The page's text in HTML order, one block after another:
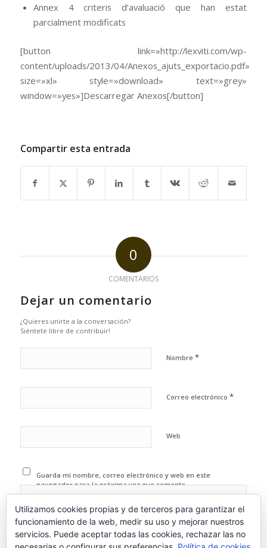
Annex 4 criteris d’avaluació que han estat
parcialment modificats
[button link=»http://lexviti.com/wp-
content/uploads/2013/04/Anexos_ajuts_exportacio.pdf»
size=»xl» style=»download» text=»grey»
window=»yes»]Descarregar Anexos[/button]
Compartir esta entrada
0
COMENTARIOS
Dejar un comentario
¿Quieres unirte a la conversación?
Siéntete libre de contribuir!
Nombre *
Correo electrónico *
Web
Guarda mi nombre, correo electrónico y web en este
navegador para la próxima vez que comente.
Utilizamos cookies propias y de terceros para garantizar el
funcionamiento de la web, medir su uso y mejorar nuestros
servicios. Puede aceptar todas las cookies, rechazar las no